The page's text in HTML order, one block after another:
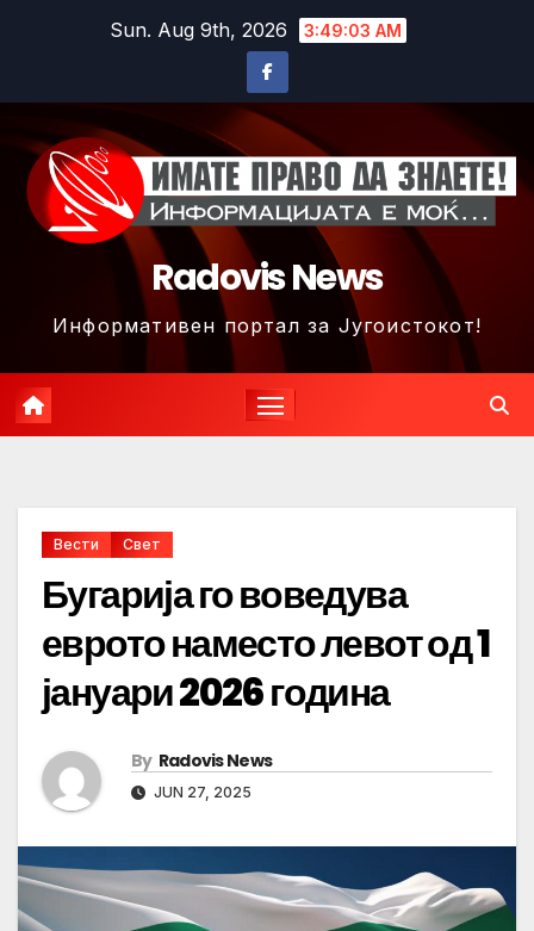
Sun. Aug 9th, 2026 3:49:06 AM
Radovis News
Информативен портал за Југоистокот!
Вести Свет
Бугарија го воведува
еврото наместо левот од 1
јануари 2026 година
By Radovis News
JUN 27, 2025